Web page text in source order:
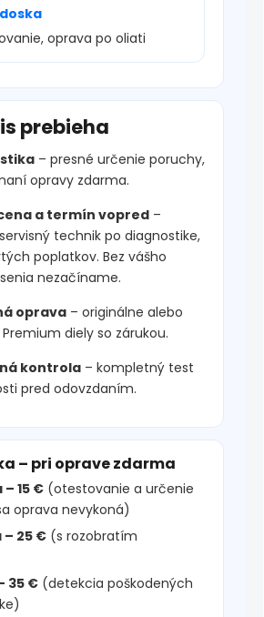
oprava po oliati
prebieha
– presné určenie poruchy,
opravy zdarma.
a termín vopred –
technik po diagnostike,
poplatkov. Bez vášho
nezačíname.
oprava – originálne alebo
diely so zárukou.
kontrola – kompletný test
pred odovzdaním.
– pri oprave zdarma
15 € (otestovanie a určenie
oprava nevykoná)
– 25 € (s rozobratím
35 € (detekcia poškodených